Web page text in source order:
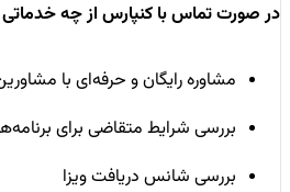
در صورت تماس با کنپارس از چه خدماتی
مشاوره رایگان و حرفه‌ای با
بررسی شرایط متقاضی برای
بررسی شانس دریافت ویزا